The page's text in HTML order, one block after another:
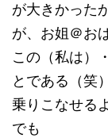
が大きかった
が、お姐＠お
この（私は）
とである（笑）
乗りこなせる
でも